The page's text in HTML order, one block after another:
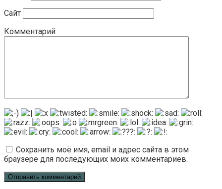
Сайт
Комментарий
Сохранить моё имя, email и адрес сайта в этом
браузере для последующих моих комментариев.